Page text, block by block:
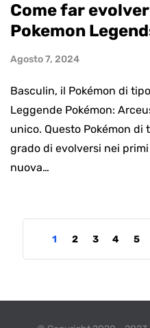
Come far
Pokemon
Agosto 7, 2024
Basculin, il Pokémon di
Leggende Pokémon:
unico. Questo Pokémon
grado di evolversi nei
nuova…
1 2 3 4 5